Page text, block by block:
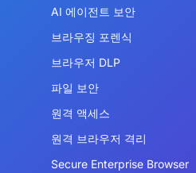
AI 에이전트 보안
브라우징 포렌식
브라우저 DLP
파일 보안
원격 액세스
원격 브라우저 격리
Secure Enterprise Browser